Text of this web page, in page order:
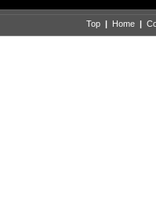
Top | Home |